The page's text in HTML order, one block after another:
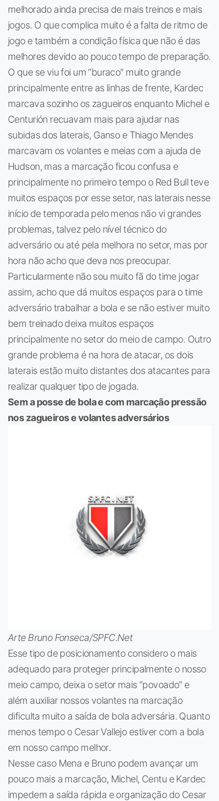
melhorado ainda precisa de mais treinos e mais
jogos. O que complica muito é a falta de ritmo de
jogo e também a condição física que não é das
melhores devido ao pouco tempo de preparação.
O que se viu foi um “buraco” muito grande
principalmente entre as linhas de frente, Kardec
marcava sozinho os zagueiros enquanto Michel e
Centurión recuavam mais para ajudar nas
subidas dos laterais, Ganso e Thiago Mendes
marcavam os volantes e meias com a ajuda de
Hudson, mas a marcação ficou confusa e
principalmente no primeiro tempo o Red Bull teve
muitos espaços por esse setor, nas laterais nesse
início de temporada pelo menos não vi grandes
problemas, talvez pelo nível técnico do
adversário ou até pela melhora no setor, mas por
hora não acho que deva nos preocupar.
Particularmente não sou muito fã do time jogar
assim, acho que dá muitos espaços para o time
adversário trabalhar a bola e se não estiver muito
bem treinado deixa muitos espaços
principalmente no setor do meio de campo. Outro
grande problema é na hora de atacar, os dois
laterais estão muito distantes dos atacantes para
realizar qualquer tipo de jogada.
Sem a posse de bola e com marcação pressão
nos zagueiros e volantes adversários
Arte Bruno Fonseca/SPFC.Net
Esse tipo de posicionamento considero o mais
adequado para proteger principalmente o nosso
meio campo, deixa o setor mais “povoado” e
além auxiliar nossos volantes na marcação
dificulta muito a saída de bola adversária. Quanto
menos tempo o Cesar Vallejo estiver com a bola
em nosso campo melhor.
Nesse caso Mena e Bruno podem avançar um
pouco mais a marcação, Michel, Centu e Kardec
impedem a saída rápida e organização do Cesar